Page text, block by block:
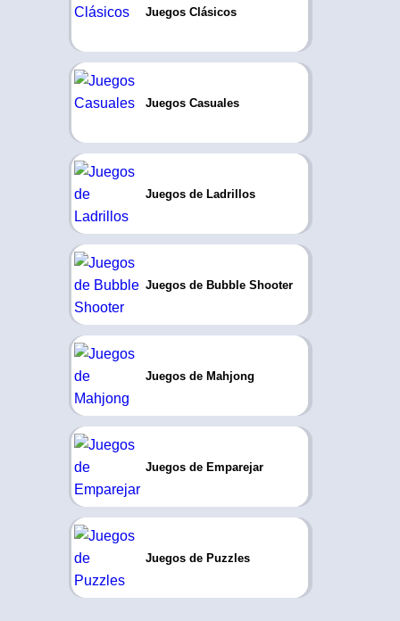
Juegos Clásicos
Juegos Casuales
Juegos de Ladrillos
Juegos de Bubble Shooter
Juegos de Mahjong
Juegos de Emparejar
Juegos de Puzzles